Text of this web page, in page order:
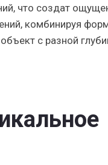
что создат
комбинируя
с разной